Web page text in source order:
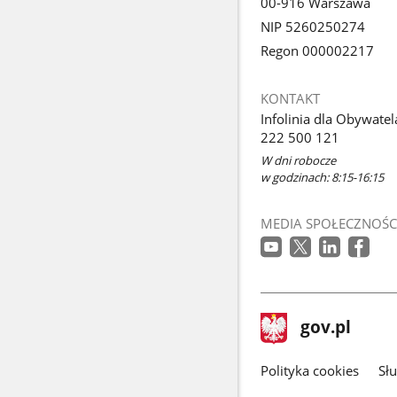
NIP 5260250274
Regon 000002217
KONTAKT
Infolinia dla
222 500 121
W dni robocze
w godzinach: 8:15-16:15
MEDIA
stopka
gov.pl Strona
gov.pl
gov.pl
Polityka cookies